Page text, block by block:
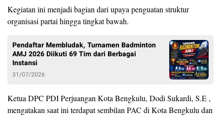
Kegiatan ini menjadi bagian dari upaya penguatan struktur
organisasi partai hingga tingkat bawah.
Pendaftar Membludak, Turnamen Badminton
AMJ 2026 Diikuti 69 Tim dari Berbagai
Instansi
31/07/2026
Ketua DPC PDI Perjuangan Kota Bengkulu, Dodi Sukardi, S.E ,
mengatakan saat ini terdapat sembilan PAC di Kota Bengkulu dan